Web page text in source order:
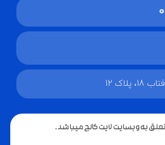
12
به وبسایت لایت کالج میباشد.